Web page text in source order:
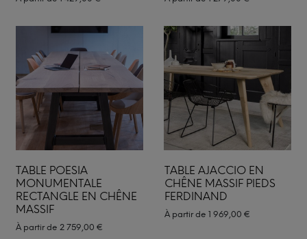
TABLE POESIA
MONUMENTALE
RECTANGLE EN CHÊNE
MASSIF
À partir de 2 759,00 €
TABLE AJACCIO EN
CHÊNE MASSIF PIEDS
FERDINAND
À partir de 1 969,00 €